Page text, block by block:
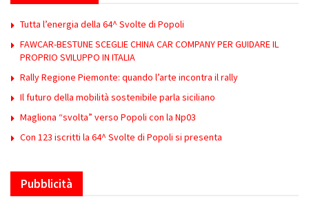
Tutta l’energia della 64^ Svolte di Popoli
FAWCAR-BESTUNE SCEGLIE CHINA CAR COMPANY PER GUIDARE IL
PROPRIO SVILUPPO IN ITALIA
Rally Regione Piemonte: quando l’arte incontra il rally
Il futuro della mobilità sostenibile parla siciliano
Magliona “svolta” verso Popoli con la Np03
Con 123 iscritti la 64^ Svolte di Popoli si presenta
Pubblicità